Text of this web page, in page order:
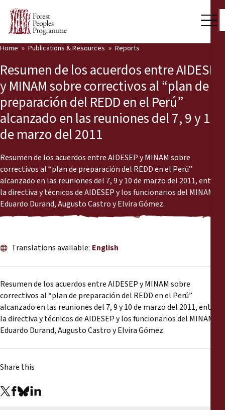
Who we are
Press Room
Support Us
Our Work
Community Voices
Partners & Countries
Latest News
Publications & Resources
News
Training Materials
Briefing Papers
Declarations
Annual Reports
Home Publications & Resources Reports
Resumen de los acuerdos entre AIDESEP
y MINAM sobre correctivos al “plan de
preparación del REDD en el Perú”
alcanzado en las reuniones del 7, 9 y 10
de marzo del 2011
Resumen de los acuerdos entre AIDESEP y MINAM sobre
correctivos al “plan de preparación del REDD en el Perú”
alcanzado en las reuniones del 7, 9 y 10 de marzo del 2011, entre
la directiva y técnicos de AIDESEP y los funcionarios del MINAM
Eduardo Durand, Augusto Castro y Elvira Gómez.
Translations available: English
Resumen de los acuerdos entre AIDESEP y MINAM sobre
correctivos al “plan de preparación del REDD en el Perú”
alcanzado en las reuniones del 7, 9 y 10 de marzo del 2011, entre
la directiva y técnicos de AIDESEP y los funcionarios del MINAM
Eduardo Durand, Augusto Castro y Elvira Gómez.
Share this